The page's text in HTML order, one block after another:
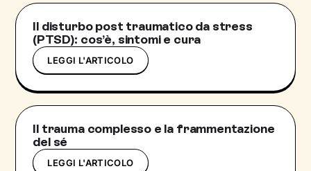
Il disturbo post traumatico da stress
(PTSD): cos’è, sintomi e cura
LEGGI L'ARTICOLO
Il trauma complesso e la frammentazione
del sé
LEGGI L'ARTICOLO